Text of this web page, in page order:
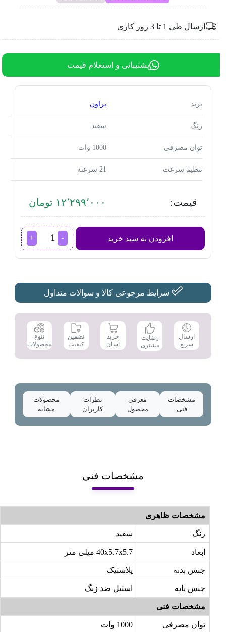
ارسال طی 1 تا 3 روز کاری
پشتیبانی و استعلام قیمت
برند براون
رنگ سفید
توان مصرفی 1000 وات
تنظیم سرعت 21 سرعته
قیمت: ۱۲٬۲۹۹٬۰۰۰ تومان
افزودن به سبد خرید
گوشت
کوب
MQ
5200
عدد
شرایط مرجوعی کالا و سوالات متداول
ارسال
سریع
رضایت
مشتری
خرید
آسان
تضمین
کیفیت
تنوع
محصولات
مشخصات
فنی
معرفی
محصول
نظرات
کاربران
محصولات
مشابه
مشخصات فنی
مشخصات ظاهری
رنگ سفید
ابعاد 40x5.7x5.7 میلی متر
جنس بدنه پلاستیک
جنس پایه استیل ضد زنگ
مشخصات فنی
توان مصرفی 1000 وات